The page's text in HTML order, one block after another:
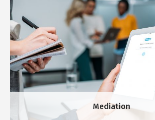
führungserfahrenen
Ressourcenengpässe.
Mediation